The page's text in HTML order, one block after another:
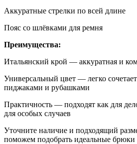
Аккуратные стрелки по всей длине
Пояс со шлёвками для ремня
Преимущества:
Итальянский крой — аккуратная и
Универсальный цвет — легко
пиджаками и рубашками
Практичность — подходят как для
для особых случаев
Уточните наличие и подходящий
поможем подобрать идеальные